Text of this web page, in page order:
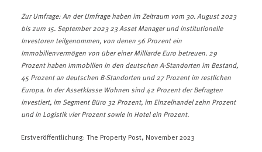
Zur Umfrage: An der Umfrage haben im Zeitraum vom 30. August 2023
bis zum 15. September 2023 23 Asset Manager und institutionelle
Investoren teilgenommen, von denen 56 Prozent ein
Immobilienvermögen von über einer Milliarde Euro betreuen. 29
Prozent haben Immobilien in den deutschen A-Standorten im Bestand,
45 Prozent an deutschen B-Standorten und 27 Prozent im restlichen
Europa. In der Assetklasse Wohnen sind 42 Prozent der Befragten
investiert, im Segment Büro 32 Prozent, im Einzelhandel zehn Prozent
und in Logistik vier Prozent sowie in Hotel ein Prozent.
Erstveröffentlichung: The Property Post, November 2023